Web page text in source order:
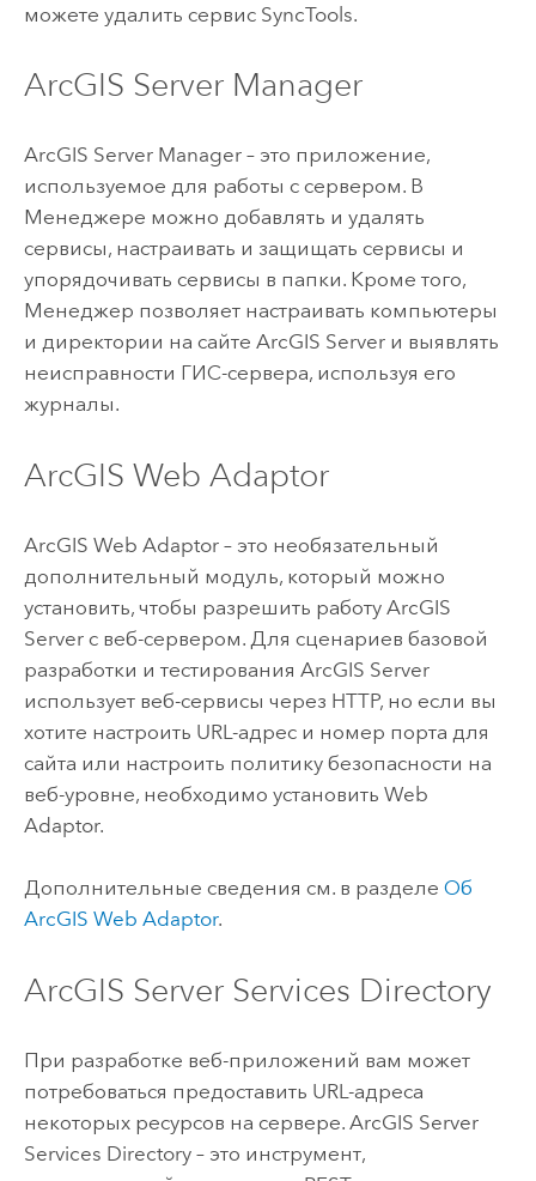
можете удалить сервис SyncTools.
ArcGIS Server Manager
ArcGIS Server Manager – это приложение,
используемое для работы с сервером. В
Менеджере можно добавлять и удалять
сервисы, настраивать и защищать сервисы и
упорядочивать сервисы в папки. Кроме того,
Менеджер позволяет настраивать компьютеры
и директории на сайте ArcGIS Serverи выявлять
неисправности ГИС-сервера, используя его
журналы.
ArcGIS Web Adaptor
ArcGIS Web Adaptor– это необязательный
дополнительный модуль, который можно
установить, чтобы разрешить работу ArcGIS
Serverс веб-сервером. Для сценариев базовой
разработки и тестирования ArcGIS Server
использует веб-сервисы через HTTP, но если вы
хотите настроить URL-адрес и номер порта для
сайта или настроить политику безопасности на
веб-уровне, необходимо установить Web
Adaptor.
Дополнительные сведения см. в разделе Об
ArcGIS Web Adaptor.
ArcGIS Server Services Directory
При разработке веб-приложений вам может
потребоваться предоставить URL-адреса
некоторых ресурсов на сервере. ArcGIS Server
Services Directory – это инструмент,